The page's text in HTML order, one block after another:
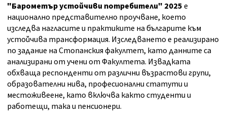
"Барометър устойчиви потребители" 2025е
национално представително проучване, което
изследва нагласите и практиките на българите към
устойчива трансформация. Изследването е реализирано
по задание на Стопанския факултет, като данните са
анализирани от учени от Факултета. Извадката
обхваща респонденти от различни възрастови групи,
образователни нива, професионални статути и
местоживеене, като включва както студенти и
работещи, така и пенсионери.